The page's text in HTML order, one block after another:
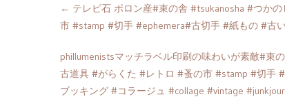
← テレビ石 ボロン産#束の舎 #tsukanosha #つか
市 #stamp #切手 #ephemera#古切手 #紙もの #古
phillumenistsマッチラベル印刷の味わいが素敵#束
古道具 #がらくた #レトロ #蚤の市 #stamp #切手
ブッキング #コラージュ #collage #vintage